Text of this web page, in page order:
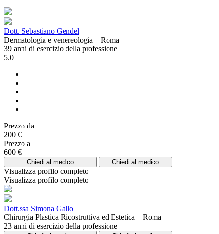
Dott. Sebastiano Gendel
Dermatologia e venereologia – Roma
39 anni di esercizio della professione
5.0
Prezzo da
200 €
Prezzo a
600 €
Chiedi al medico Chiedi al medico
Visualizza profilo completo
Visualizza profilo completo
Dott.ssa Simona Gallo
Chirurgia Plastica Ricostruttiva ed Estetica – Roma
23 anni di esercizio della professione